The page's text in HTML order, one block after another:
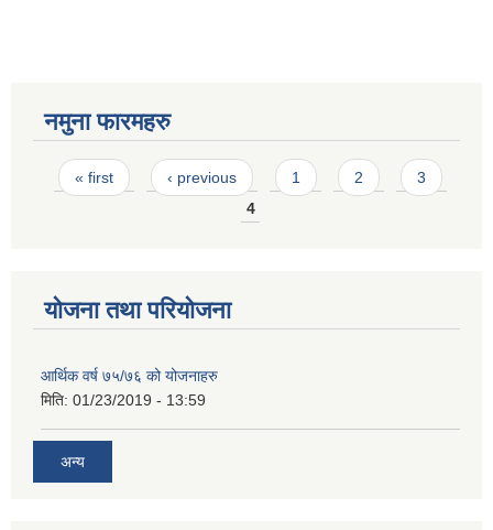
नमुना फारमहरु
Pages
« first ‹ previous 1 2
3
4
योजना तथा परियोजना
आर्थिक वर्ष ७५/७६ को योजनाहरु
मिति: 01/23/2019 - 13:59
अन्य